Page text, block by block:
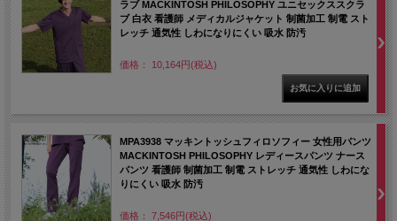
ラブ MACKINTOSH PHILOSOPHY ユニセックススクラ
ブ 白衣 看護師 メディカルジャケット 制菌加工 制電 スト
レッチ 通気性 しわになりにくい 吸水 防汚
価格： 10,164円(税込)
MPA3938 マッキントッシュフィロソフィー 女性用パンツ
MACKINTOSH PHILOSOPHY レディースパンツ ナース
パンツ 看護師 制菌加工 制電 ストレッチ 通気性 しわにな
りにくい 吸水 防汚
価格： 7,546円(税込)